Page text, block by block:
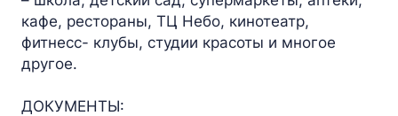
кафе, рестораны, ТЦ Небо, кинотеатр,
фитнесс- клубы, студии красоты и многое
другое.
ДОКУМЕНТЫ: